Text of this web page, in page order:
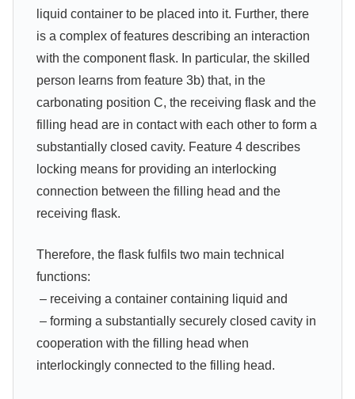
liquid container to be placed into it. Further, there
is a complex of features describing an interaction
with the component flask. In particular, the skilled
person learns from feature 3b) that, in the
carbonating position C, the receiving flask and the
filling head are in contact with each other to form a
substantially closed cavity. Feature 4 describes
locking means for providing an interlocking
connection between the filling head and the
receiving flask.
Therefore, the flask fulfils two main technical
functions:
– receiving a container containing liquid and
– forming a substantially securely closed cavity in
cooperation with the filling head when
interlockingly connected to the filling head.